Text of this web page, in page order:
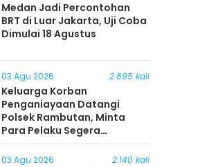
Medan Jadi Percontohan
BRT di Luar Jakarta, Uji Coba
Dimulai 18 Agustus
03 Agu 2026 2.895 kali
Keluarga Korban
Penganiayaan Datangi
Polsek Rambutan, Minta
Para Pelaku Segera
Ditangkap
03 Agu 2026 2.140 kali